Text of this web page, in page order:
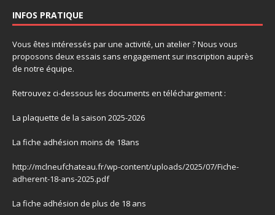
INFOS PRATIQUE
Vous êtes intéressés par une activité, un atelier ? Nous vous
proposons deux essais sans engagement sur inscription auprès
de notre équipe.
Retrouvez ci-dessous les documents en téléchargement :
La plaquette de la saison 2025-2026
La fiche adhésion moins de 18ans
http://mclneufchateau.fr/wp-content/uploads/2025/07/Fiche-
adherent-18-ans-2025.pdf
La fiche adhésion de plus de 18 ans